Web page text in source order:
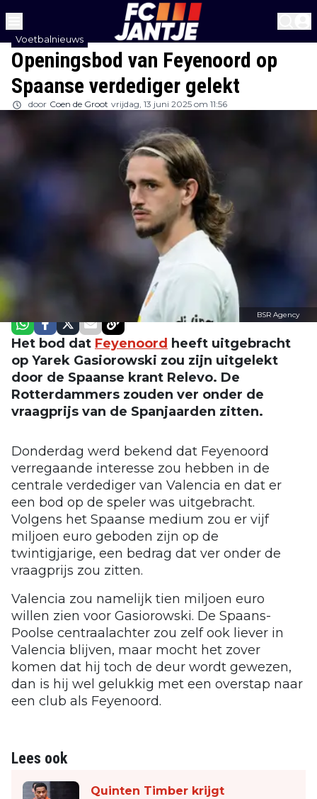
Openingsbod van Feyenoord op
Spaanse verdediger gelekt
Voetbalnieuws
door Coen de Groot vrijdag, 13 juni 2025 om 11:56
BSR Agency
Het bod dat Feyenoord heeft uitgebracht
op Yarek Gasiorowski zou zijn uitgelekt
door de Spaanse krant Relevo. De
Rotterdammers zouden ver onder de
vraagprijs van de Spanjaarden zitten.
Donderdag werd bekend dat Feyenoord
verregaande interesse zou hebben in de
centrale verdediger van Valencia en dat er
een bod op de speler was uitgebracht.
Volgens het Spaanse medium zou er vijf
miljoen euro geboden zijn op de
twintigjarige, een bedrag dat ver onder de
vraagprijs zou zitten.
Valencia zou namelijk tien miljoen euro
willen zien voor Gasiorowski. De Spaans-
Poolse centraalachter zou zelf ook liever in
Valencia blijven, maar mocht het zover
komen dat hij toch de deur wordt gewezen,
dan is hij wel gelukkig met een overstap naar
een club als Feyenoord.
Lees ook
Quinten Timber krijgt